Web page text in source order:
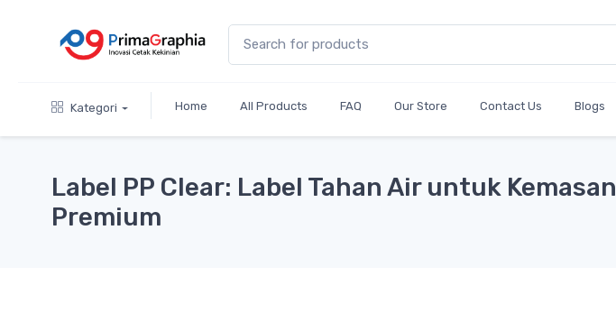
Kategori Home All Products FAQ Our Store Contact Us Blogs
Label PP Clear: Label Tahan Air untuk Kemasan
Premium